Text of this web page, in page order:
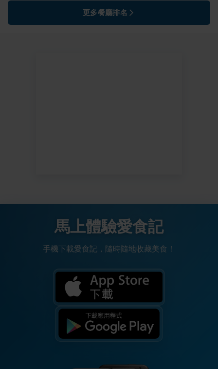
更多餐廳排名
馬上體驗愛食記
手機下載愛食記，隨時隨地收藏美食！